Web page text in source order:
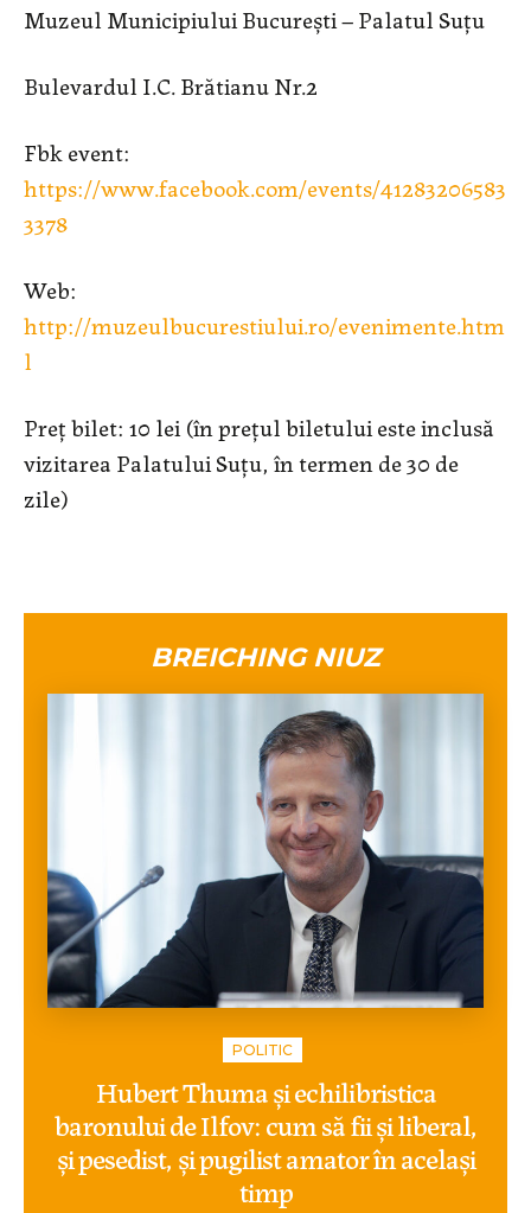
Muzeul Municipiului București – Palatul Suțu
Bulevardul I.C. Brătianu Nr.2
Fbk event:
https://www.facebook.com/events/41283206583
3378
Web:
http://muzeulbucurestiului.ro/evenimente.htm
l
Preț bilet: 10 lei (în preţul biletului este inclusă
vizitarea Palatului Suțu, în termen de 30 de
zile)
BREICHING NIUZ
POLITIC
Hubert Thuma și echilibristica
baronului de Ilfov: cum să fii și liberal,
și pesedist, și pugilist amator în același
timp